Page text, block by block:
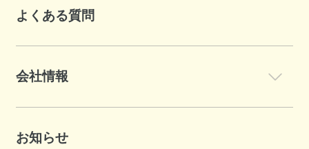
よくある質問
会社情報
お知らせ